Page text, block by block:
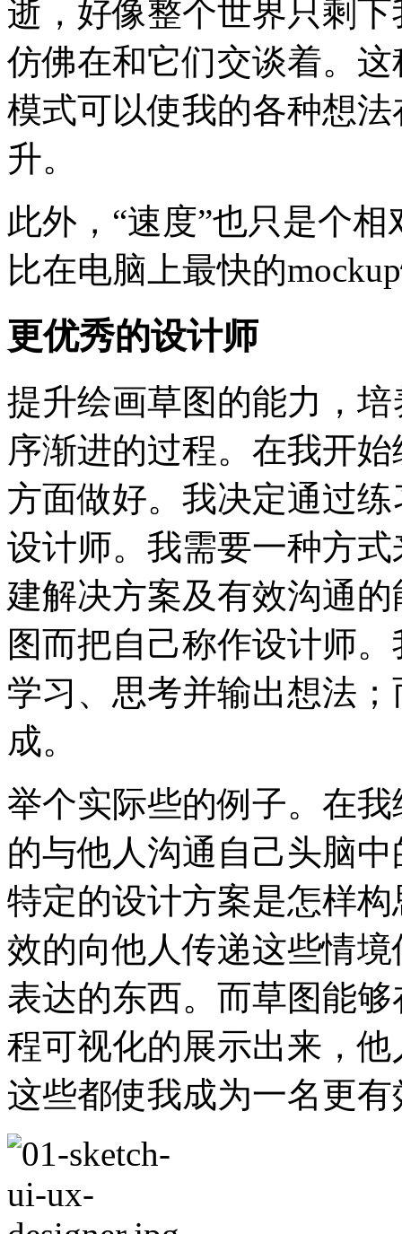
逝，好像整个世界只剩
仿佛在和它们交谈着。
模式可以使我的各种想
升。
此外，“速度”也只是个
比在电脑上最快的
更优秀的设计师
提升绘画草图的能力，
序渐进的过程。在我开
方面做好。我决定通过
设计师。我需要一种方
建解决方案及有效沟通
图而把自己称作设计师
学习、思考并输出想法
成。
举个实际些的例子。在
的与他人沟通自己头脑
特定的设计方案是怎样
效的向他人传递这些情
表达的东西。而草图能
程可视化的展示出来，
这些都使我成为一名更